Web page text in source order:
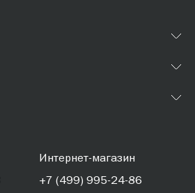
Интернет-магазин
+7 (499) 995-24-86